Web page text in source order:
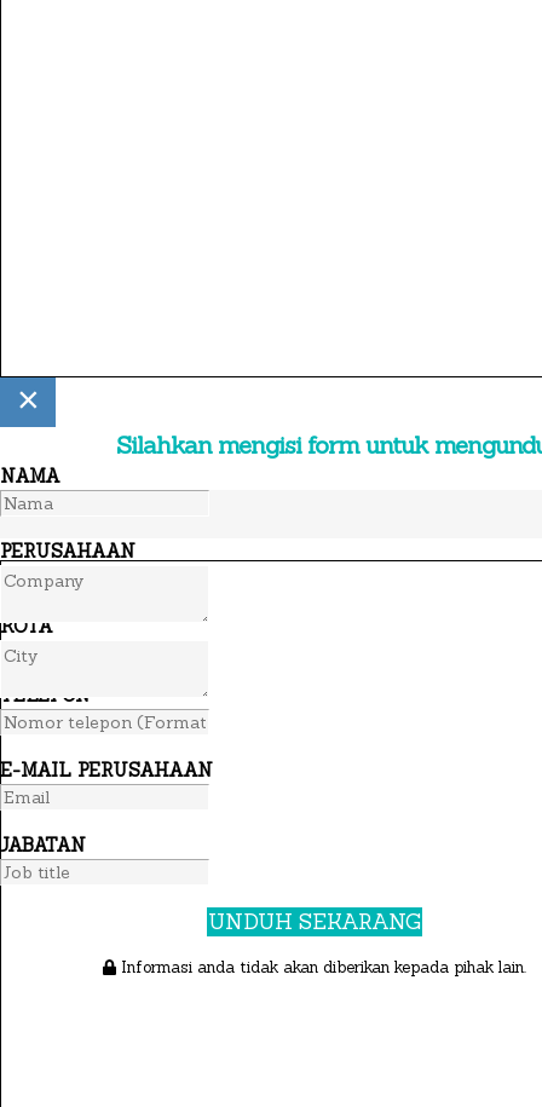
×
Silahkan mengisi form untuk
NAMA
PERUSAHAAN
KOTA
TELEPON
E-MAIL PERUSAHAAN
JABATAN
UNDUH SEKARANG
Informasi anda tidak akan diberikan kepada pihak lain.